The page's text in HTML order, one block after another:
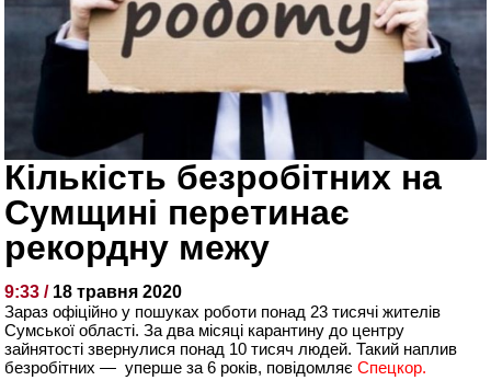
Кількість безробітних на
Сумщині перетинає
рекордну межу
9:33 / 18 травня 2020
Зараз офіційно у пошуках роботи понад 23 тисячі жителів
Сумської області. За два місяці карантину до центру
зайнятості звернулися понад 10 тисяч людей. Такий наплив
безробітних — уперше за 6 років, повідомляєСпецкор.